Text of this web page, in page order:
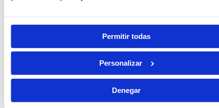
Permitir todas
Personalizar
DenegarGestión Procesal